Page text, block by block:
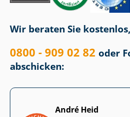
Wir beraten Sie
0800 - 909 02 82 oder
abschicken:
André Heid